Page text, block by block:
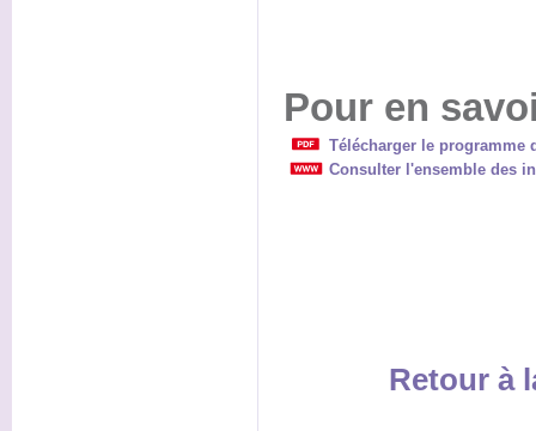
Pour en
Télécharger le programme
Consulter l'ensemble des
Retour à